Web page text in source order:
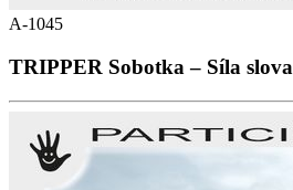
A-1045
TRIPPER Sobotka – Síla slova